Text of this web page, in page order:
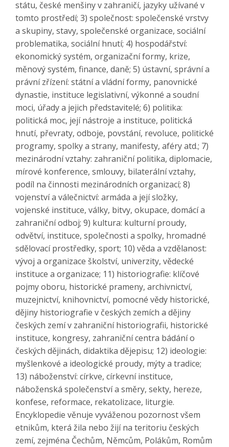
státu, české menšiny v zahraničí, jazyky užívané v
tomto prostředí; 3) společnost: společenské vrstvy
a skupiny, stavy, společenské organizace, sociální
problematika, sociální hnutí; 4) hospodářství:
ekonomický systém, organizační formy, krize,
měnový systém, finance, daně; 5) ústavní, správní a
právní zřízení: státní a vládní formy, panovnické
dynastie, instituce legislativní, výkonné a soudní
moci, úřady a jejich představitelé; 6) politika:
politická moc, její nástroje a instituce, politická
hnutí, převraty, odboje, povstání, revoluce, politické
programy, spolky a strany, manifesty, aféry atd.; 7)
mezinárodní vztahy: zahraniční politika, diplomacie,
mírové konference, smlouvy, bilaterální vztahy,
podíl na činnosti mezinárodních organizací; 8)
vojenství a válečnictví: armáda a její složky,
vojenské instituce, války, bitvy, okupace, domácí a
zahraniční odboj; 9) kultura: kulturní proudy,
odvětví, instituce, společnosti a spolky, hromadné
sdělovací prostředky, sport; 10) věda a vzdělanost:
vývoj a organizace školství, univerzity, vědecké
instituce a organizace; 11) historiografie: klíčové
pojmy oboru, historické prameny, archivnictví,
muzejnictví, knihovnictví, pomocné vědy historické,
dějiny historiografie v českých zemích a dějiny
českých zemí v zahraniční historiografii, historické
instituce, kongresy, zahraniční centra bádání o
českých dějinách, didaktika dějepisu; 12) ideologie:
myšlenkové a ideologické proudy, mýty a tradice;
13) náboženství: církve, církevní instituce,
náboženská společenství a směry, sekty, hereze,
konfese, reformace, rekatolizace, liturgie.
Encyklopedie věnuje vyváženou pozornost všem
etnikům, která žila nebo žijí na teritoriu českých
zemí, zejména Čechům, Němcům, Polákům, Romům